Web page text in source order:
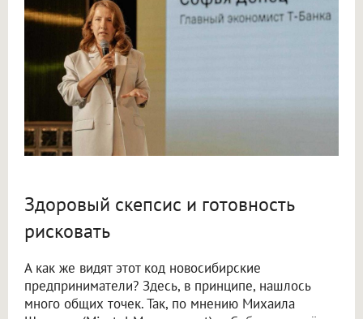
Здоровый скепсис и готовность
рисковать
А как же видят этот код новосибирские
предприниматели? Здесь, в принципе, нашлось
много общих точек. Так, по мнению Михаила